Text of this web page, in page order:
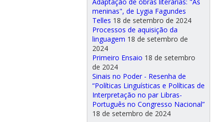
Adaptação de obras literárias: "As
meninas", de Lygia Fagundes
Telles 18 de setembro de 2024
Processos de aquisição da
linguagem 18 de setembro de
2024
Primeiro Ensaio 18 de setembro
de 2024
Sinais no Poder - Resenha de
“Políticas Linguísticas e Políticas de
Interpretação no par Libras-
Português no Congresso Nacional”
18 de setembro de 2024